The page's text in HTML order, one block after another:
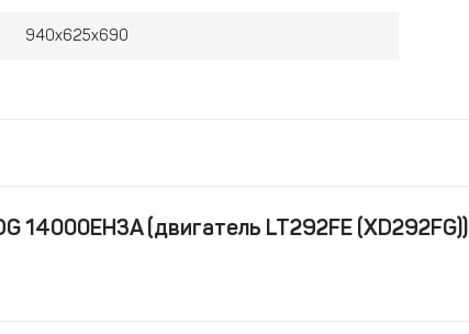
940х625х690
14000EH3A (двигатель LT292FE (XD292FG))